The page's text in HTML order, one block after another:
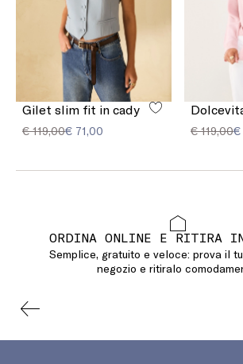
Gilet slim fit in cady
€ 119,00€ 71,00 € 119,00€
ORDINA ONLINE E RITIRA IN
Semplice, gratuito e veloce: prova il
negozio e ritiralo